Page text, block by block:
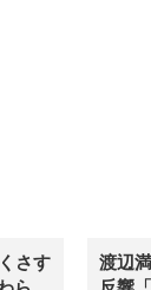
さす
渡辺